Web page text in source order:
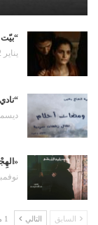
“بيّت
يناير 22, 2026
ديسمبر 15,
نوفمبر 20,
السابق التالي 1 من 35